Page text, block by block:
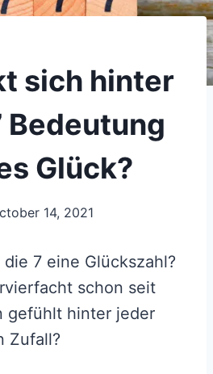
sich hinter
Bedeutung
Glück?
14, 2021
7 eine Glückszahl?
schon seit
gefühlt hinter jeder
Zufall?